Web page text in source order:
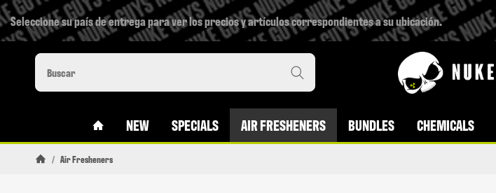
Seleccione su país de entrega para ver los precios y artículos correspondientes a su ubicación.
#CUSTOM.LINKHOME#
NEW SPECIALS AIR FRESHENERS BUNDLES CHEMICALS
/ Air Fresheners